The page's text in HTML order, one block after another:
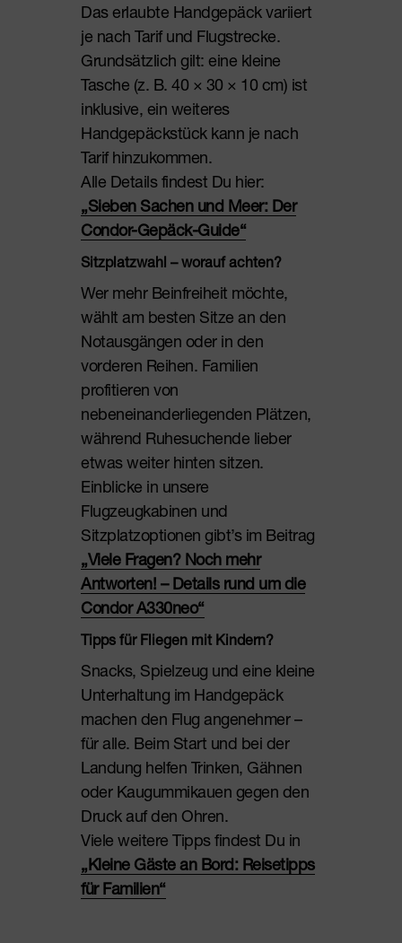
Das erlaubte Handgepäck variiert
je nach Tarif und Flugstrecke.
Grundsätzlich gilt: eine kleine
Tasche (z. B. 40 × 30 × 10 cm) ist
inklusive, ein weiteres
Handgepäckstück kann je nach
Tarif hinzukommen.
Alle Details findest Du hier:
„Sieben Sachen und Meer: Der
Condor-Gepäck-Guide“
Sitzplatzwahl – worauf achten?
Wer mehr Beinfreiheit möchte,
wählt am besten Sitze an den
Notausgängen oder in den
vorderen Reihen. Familien
profitieren von
nebeneinanderliegenden Plätzen,
während Ruhesuchende lieber
etwas weiter hinten sitzen.
Einblicke in unsere
Flugzeugkabinen und
Sitzplatzoptionen gibt’s im Beitrag
„Viele Fragen? Noch mehr
Antworten! – Details rund um die
Condor A330neo“
Tipps für Fliegen mit Kindern?
Snacks, Spielzeug und eine kleine
Unterhaltung im Handgepäck
machen den Flug angenehmer –
für alle. Beim Start und bei der
Landung helfen Trinken, Gähnen
oder Kaugummikauen gegen den
Druck auf den Ohren.
Viele weitere Tipps findest Du in
„Kleine Gäste an Bord: Reisetipps
für Familien“